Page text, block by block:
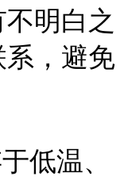
明白之
，避免
低温、